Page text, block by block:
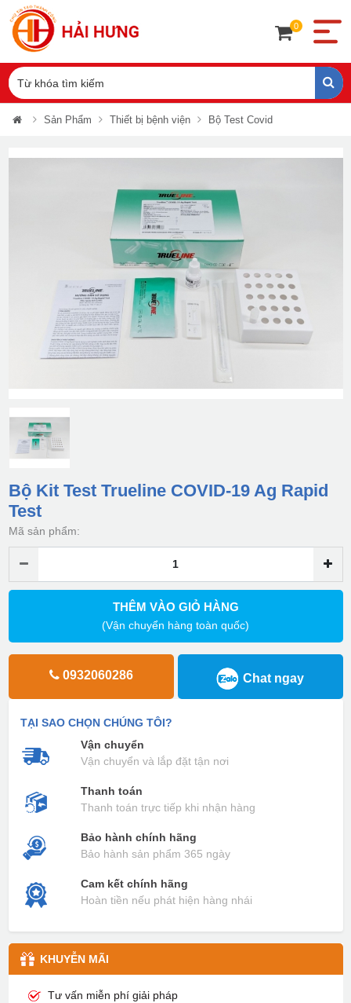
0
Sản Phẩm Thiết bị bệnh viện Bộ Test Covid
Bộ Kit Test Trueline COVID-19 Ag Rapid
Test
Mã sản phẩm:
THÊM VÀO GIỎ HÀNG
(Vận chuyển hàng toàn quốc)
0932060286 Chat ngay
TẠI SAO CHỌN CHÚNG TÔI?
Vận chuyển
Vận chuyển và lắp đặt tận nơi
Thanh toán
Thanh toán trực tiếp khi nhận hàng
Bảo hành chính hãng
Bảo hành sản phẩm 365 ngày
Cam kết chính hãng
Hoàn tiền nếu phát hiện hàng nhái
KHUYỄN MÃI
Tư vấn miễn phí giải pháp